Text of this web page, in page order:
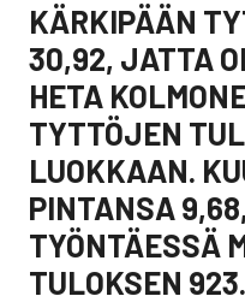
KÄRKIPÄÄN
30,92, JATTA
HETA
TYTTÖJEN
LUOKKAAN.
PINTANSA
TYÖNTÄESSÄ
TULOKSEN 923.